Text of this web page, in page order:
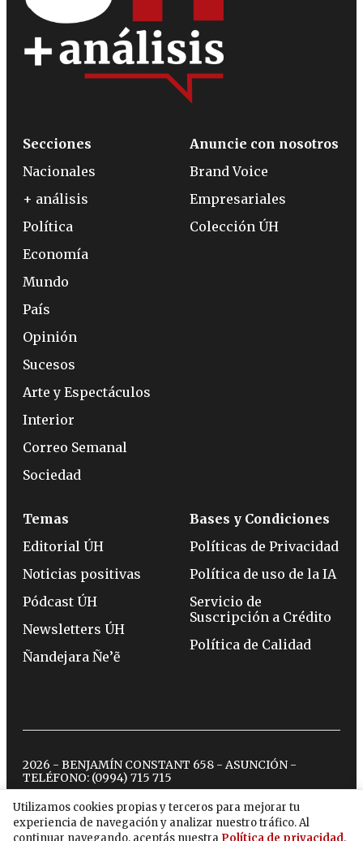
Utilizamos cookies propias y terceros para mejorar tu
experiencia de navegación y analizar nuestro tráfico. Al
continuar navegando, aceptás nuestra Política de privacidad .
Secciones
Nacionales
+ análisis
Política
Economía
Mundo
País
Opinión
Sucesos
Arte y Espectáculos
Interior
Correo Semanal
Sociedad
Anuncie con nosotros
Brand Voice
Empresariales
Colección ÚH
Temas
Editorial ÚH
Noticias positivas
Pódcast ÚH
Newsletters ÚH
Ñandejara Ñe’ẽ
Bases y Condiciones
Políticas de Privacidad
Política de uso de la IA
Servicio de
Suscripción a Crédito
Política de Calidad
2026 - BENJAMÍN CONSTANT 658 - ASUNCIÓN -
TELÉFONO: (0994) 715 715
twitterinstagram
facebook
tiktokyoutubespotify